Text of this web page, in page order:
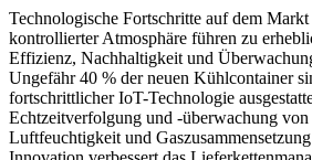
Technologische Fortschritte auf dem
kontrollierter Atmosphäre führen zu
Effizienz, Nachhaltigkeit und
Ungefähr 40 % der neuen Kühlcontainer
fortschrittlicher IoT-Technologie
Echtzeitverfolgung und -überwachung von
Luftfeuchtigkeit und